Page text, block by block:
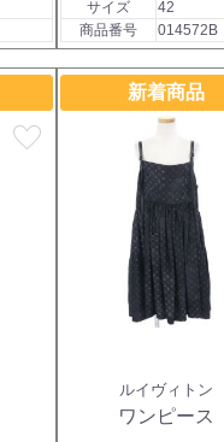
サイズ
42
商品番号
014572B
favorite
新着商品
ルイヴィトン
ワンピース